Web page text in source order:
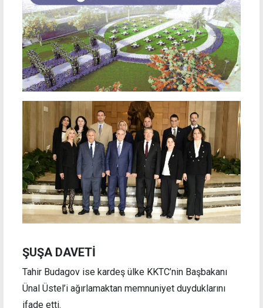
ŞUŞA DAVETİ
Tahir Budagov ise kardeş ülke KKTC’nin Başbakanı
Ünal Üstel’i ağırlamaktan memnuniyet duyduklarını
ifade etti.